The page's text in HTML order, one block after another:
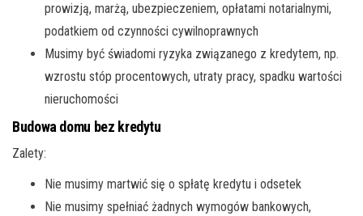
prowizją, marżą, ubezpieczeniem, opłatami notarialnymi,
podatkiem od czynności cywilnoprawnych
Musimy być świadomi ryzyka związanego z kredytem, np.
wzrostu stóp procentowych, utraty pracy, spadku wartości
nieruchomości
Budowa domu bez kredytu
Zalety:
Nie musimy martwić się o spłatę kredytu i odsetek
Nie musimy spełniać żadnych wymogów bankowych,